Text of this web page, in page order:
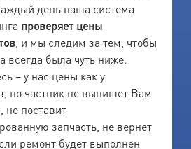
день наша система
проверяет цены
, и мы следим за тем, чтобы
всегда была чуть ниже.
– у нас цены как у
но частник не выпишет Вам
не поставит
запчасть, не вернет
ремонт будет выполнен